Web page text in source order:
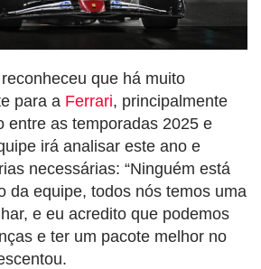
que há muito
para a Ferrari, principalmente
entre as temporadas 2025 e
irá analisar este ano e
necessárias: “Ninguém está
da equipe, todos nós temos uma
e eu acredito que podemos
e ter um pacote melhor no